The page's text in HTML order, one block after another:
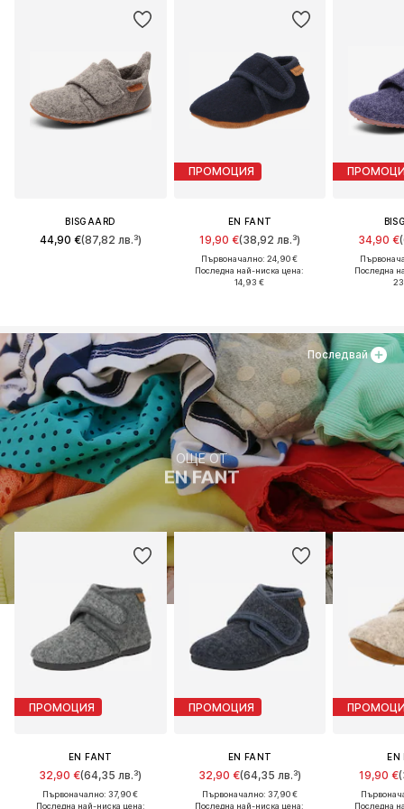
BISGAARD
44,90 €(87,82 лв.³)
ПРОМОЦИЯ
EN FANT
19,90 €(38,92 лв.³)
Първоначално: 24,90 €
Последна най-ниска цена:
14,93 €
34,90 €
Последна
ОЩЕ ОТ
EN FANT
ПРОМОЦИЯ
EN FANT
32,90 €(64,35 лв.³)
Първоначално: 37,90 €
Последна най-ниска цена:
ПРОМОЦИЯ
EN FANT
32,90 €(64,35 лв.³)
Първоначално: 37,90 €
Последна най-ниска цена:
19,90 €
Последна
Последвай